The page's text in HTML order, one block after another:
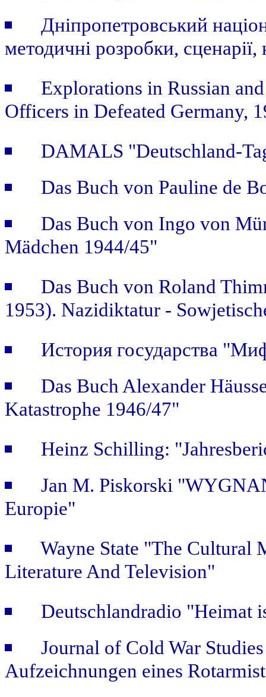
Дніпропетровський
методичні розробки,
Explorations in Russian
Officers in Defeated Germany,
DAMALS "Deutschland-
Das Buch von Pauline de
Das Buch von Ingo von
Mädchen 1944/45"
Das Buch von Roland
1953). Nazidiktatur -
История государства
Das Buch Alexander
Katastrophe 1946/47"
Heinz Schilling:
Jan M. Piskorski
Europie"
Wayne State "The Cultural
Literature And Television"
Deutschlandradio "Heimat
Journal of Cold War
Aufzeichnungen eines